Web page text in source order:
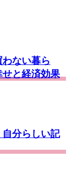
ない暮ら
せと経済効果
分らしい記